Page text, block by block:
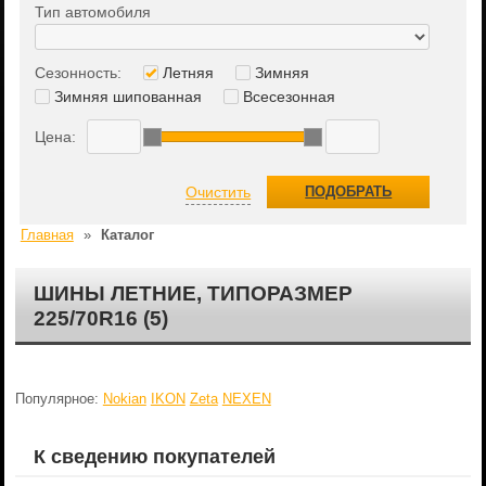
Главная » Каталог
ШИНЫ ЛЕТНИЕ, ТИПОРАЗМЕР
225/70R16 (5)
Популярное: Nokian IKON Zeta NEXEN
К сведению покупателей
Тип автомобиля
Сезонность: Летняя
Зимняя
Зимняя шипованная
Всесезонная
Цена:
Очистить ПОДОБРАТЬ